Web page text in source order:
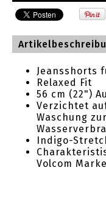
Jeansshorts
Relaxed Fit
56 cm (22")
Verzichtet
Waschung
Indigo-
Volcom